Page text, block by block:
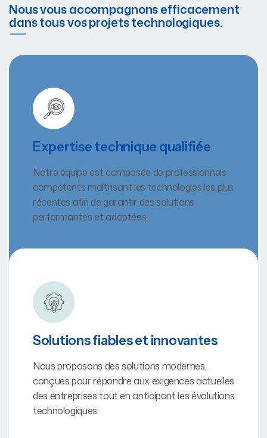
Nous vous accompagnons efficacement
dans tous vos projets technologiques.
Expertise technique qualifiée
Notre équipe est composée de professionnels
compétents maîtrisant les technologies les plus
récentes afin de garantir des solutions
performantes et adaptées.
Solutions fiables et innovantes
Nous proposons des solutions modernes,
conçues pour répondre aux exigences actuelles
des entreprises tout en anticipant les évolutions
technologiques.